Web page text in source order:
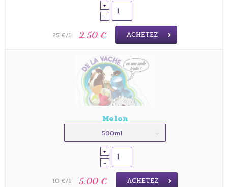
+
-
25 €/l 2.50 € ACHETEZ
Melon
500ml
+
-
10 €/l 5.00 € ACHETEZ